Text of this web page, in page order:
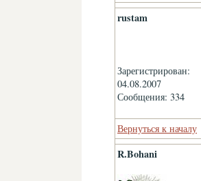
rustam
Зарегистрирован:
04.08.2007
Сообщения: 334
Вернуться к началу
R.Bohani